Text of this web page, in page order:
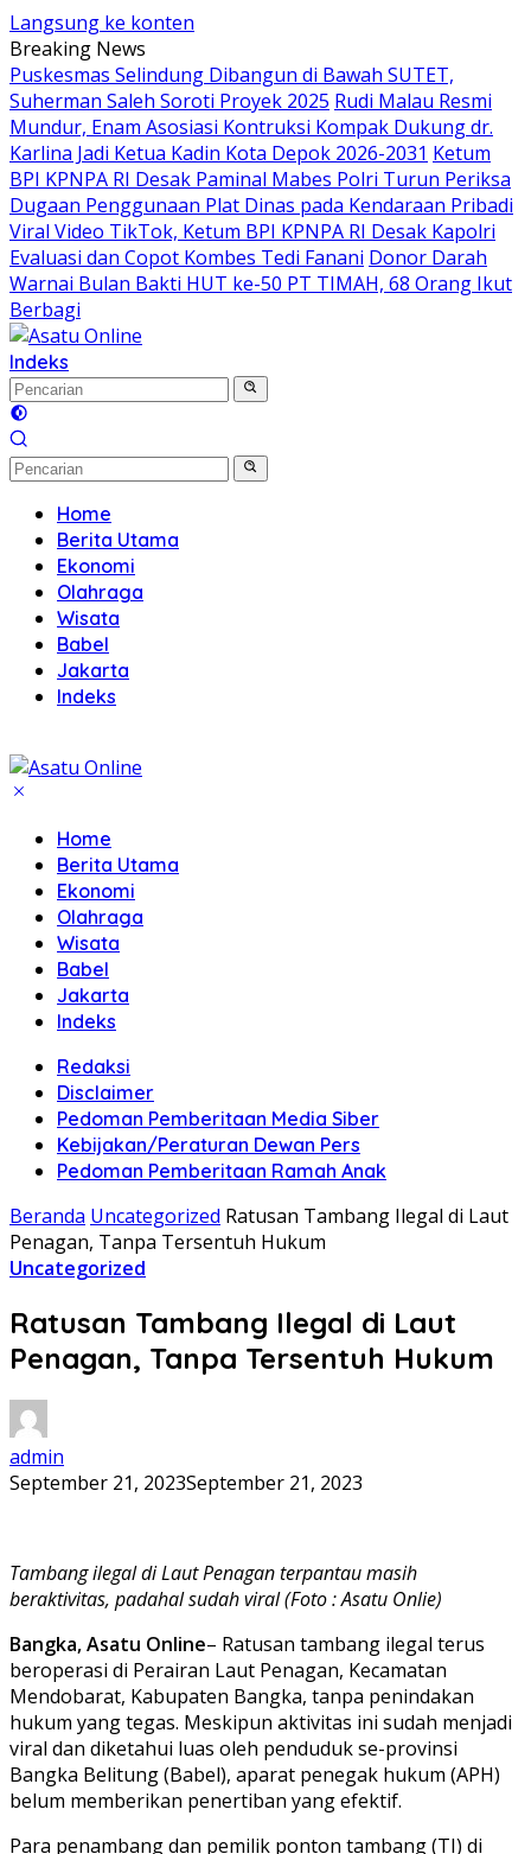
Langsung ke konten
Breaking News
Puskesmas Selindung Dibangun di Bawah SUTET,
Suherman Saleh Soroti Proyek 2025 Rudi Malau Resmi
Mundur, Enam Asosiasi Kontruksi Kompak Dukung dr.
Karlina Jadi Ketua Kadin Kota Depok 2026-2031 Ketum
BPI KPNPA RI Desak Paminal Mabes Polri Turun Periksa
Dugaan Penggunaan Plat Dinas pada Kendaraan Pribadi
Viral Video TikTok, Ketum BPI KPNPA RI Desak Kapolri
Evaluasi dan Copot Kombes Tedi Fanani Donor Darah
Warnai Bulan Bakti HUT ke-50 PT TIMAH, 68 Orang Ikut
Berbagi
Indeks
Home
Berita Utama
Ekonomi
Olahraga
Wisata
Babel
Jakarta
Indeks
Home
Berita Utama
Ekonomi
Olahraga
Wisata
Babel
Jakarta
Indeks
Redaksi
Disclaimer
Pedoman Pemberitaan Media Siber
Kebijakan/Peraturan Dewan Pers
Pedoman Pemberitaan Ramah Anak
Beranda Uncategorized Ratusan Tambang Ilegal di Laut
Penagan, Tanpa Tersentuh Hukum
Uncategorized
Ratusan Tambang Ilegal di Laut
Penagan, Tanpa Tersentuh Hukum
admin
September 21, 2023September 21, 2023
Tambang ilegal di Laut Penagan terpantau masih
beraktivitas, padahal sudah viral (Foto : Asatu Onlie)
Bangka, Asatu Online– Ratusan tambang ilegal terus
beroperasi di Perairan Laut Penagan, Kecamatan
Mendobarat, Kabupaten Bangka, tanpa penindakan
hukum yang tegas. Meskipun aktivitas ini sudah menjadi
viral dan diketahui luas oleh penduduk se-provinsi
Bangka Belitung (Babel), aparat penegak hukum (APH)
belum memberikan penertiban yang efektif.
Para penambang dan pemilik ponton tambang (TI) di